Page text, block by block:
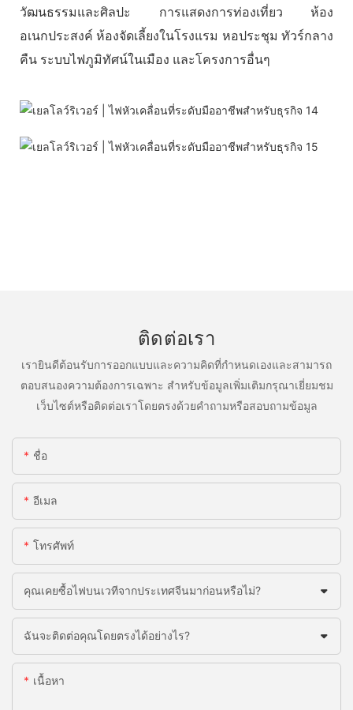
วัฒนธรรมและศิลปะ การแสดงการท่องเที่ยว ห้อง
อเนกประสงค์ ห้องจัดเลี้ยงในโรงแรม หอประชุม ทัวร์กลาง
คืน ระบบไฟภูมิทัศน์ในเมือง และโครงการอื่นๆ
ติดต่อเรา
เรายินดีต้อนรับการออกแบบและความคิดที่กำหนดเองและสามารถ
ตอบสนองความต้องการเฉพาะ สำหรับข้อมูลเพิ่มเติมกรุณาเยี่ยมชม
เว็บไซต์หรือติดต่อเราโดยตรงด้วยคำถามหรือสอบถามข้อมูล
ชื่อ
อีเมล
โทรศัพท์
คุณเคยซื้อไฟบนเวทีจากประเทศจีนมาก่อนหรือไม่?
ฉันจะติดต่อคุณโดยตรงได้อย่างไร?
เนื้อหา